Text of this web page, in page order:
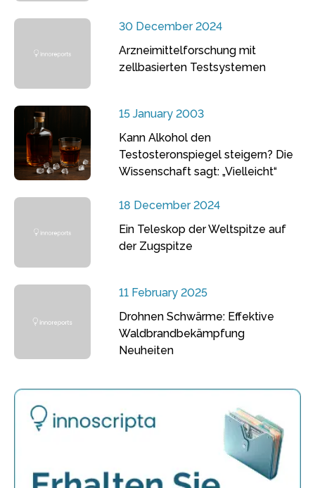
30 December 2024
Arzneimittelforschung mit
zellbasierten Testsystemen
15 January 2003
Kann Alkohol den
Testosteronspiegel steigern? Die
Wissenschaft sagt: „Vielleicht“
18 December 2024
Ein Teleskop der Weltspitze auf
der Zugspitze
11 February 2025
Drohnen Schwärme: Effektive
Waldbrandbekämpfung
Neuheiten